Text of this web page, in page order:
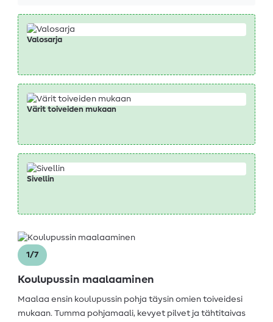
Valosarja
Värit toiveiden mukaan
Sivellin
1/7
Koulupussin maalaaminen
Maalaa ensin koulupussin pohja täysin omien toiveidesi
mukaan. Tumma pohjamaali, kevyet pilvet ja tähtitaivas